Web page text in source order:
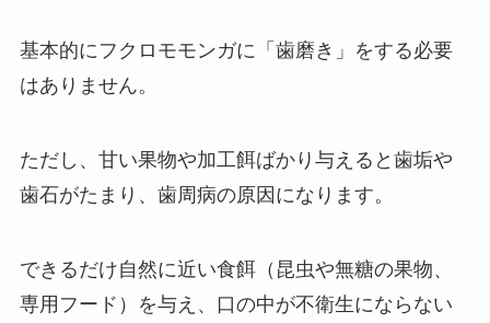
基本的にフクロモモンガに「歯磨き」をする必要
はありません。
ただし、甘い果物や加工餌ばかり与えると歯垢や
歯石がたまり、歯周病の原因になります。
できるだけ自然に近い食餌（昆虫や無糖の果物、
専用フード）を与え、口の中が不衛生にならない